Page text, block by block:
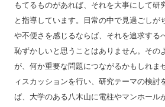
もてるものがあれば、それを大事にして研
と指導しています。日常の中で見過ごしが
や不便さを感じるならば、それを追求する
恥ずかしいと思うことはありません。その
が、何か重要な問題につながるかもしれま
ィスカッションを行い、研究テーマの検討
ば、大学のある八木山に電柱やマンホール